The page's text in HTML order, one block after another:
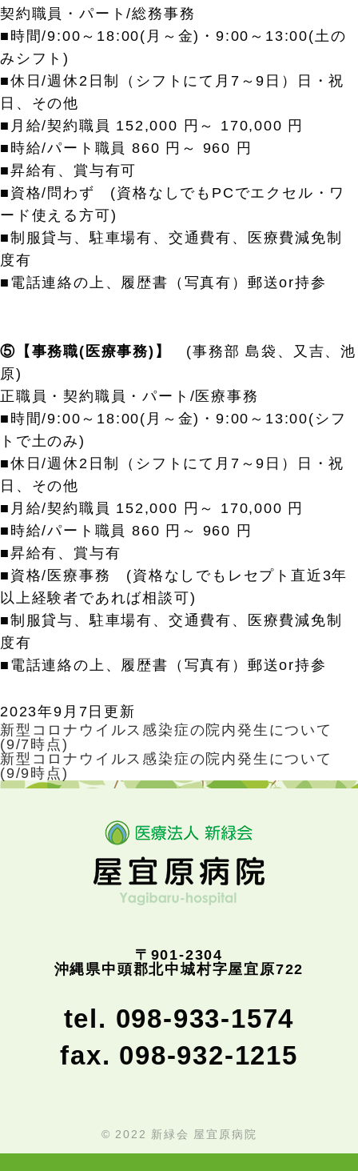
契約職員・パート/総務事務
■時間/9:00～18:00(月～金)・9:00～13:00(土の
みシフト)
■休日/週休2日制（シフトにて月7～9日）日・祝
日、その他
■月給/契約職員 152,000 円～ 170,000 円
■時給/パート職員 860 円～ 960 円
■昇給有、賞与有可
■資格/問わず (資格なしでもPCでエクセル・ワ
ード使える方可)
■制服貸与、駐車場有、交通費有、医療費減免制
度有
■電話連絡の上、履歴書（写真有）郵送or持参
⑤【事務職(医療事務)】
(事務部 島袋、又吉、池
原)
正職員・契約職員・パート/医療事務
■時間/9:00～18:00(月～金)・9:00～13:00(シフ
トで土のみ)
■休日/週休2日制（シフトにて月7～9日）日・祝
日、その他
■月給/契約職員 152,000 円～ 170,000 円
■時給/パート職員 860 円～ 960 円
■昇給有、賞与有
■資格/医療事務 (資格なしでもレセプト直近3年
以上経験者であれば相談可)
■制服貸与、駐車場有、交通費有、医療費減免制
度有
■電話連絡の上、履歴書（写真有）郵送or持参
2023年9月7日更新
新型コロナウイルス感染症の院内発生について
(9/7時点)
新型コロナウイルス感染症の院内発生について
(9/9時点)
〒901-2304
沖縄県中頭郡北中城村字屋宜原722
tel. 098-933-1574
fax. 098-932-1215
© 2022 新緑会 屋宜原病院